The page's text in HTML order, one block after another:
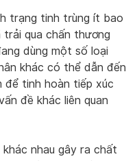
trạng tinh trùng ít bao
qua chấn thương
dùng một số loại
khác có thể dẫn đến
tinh hoàn tiếp xúc
đề khác liên quan
khác nhau gây ra chất